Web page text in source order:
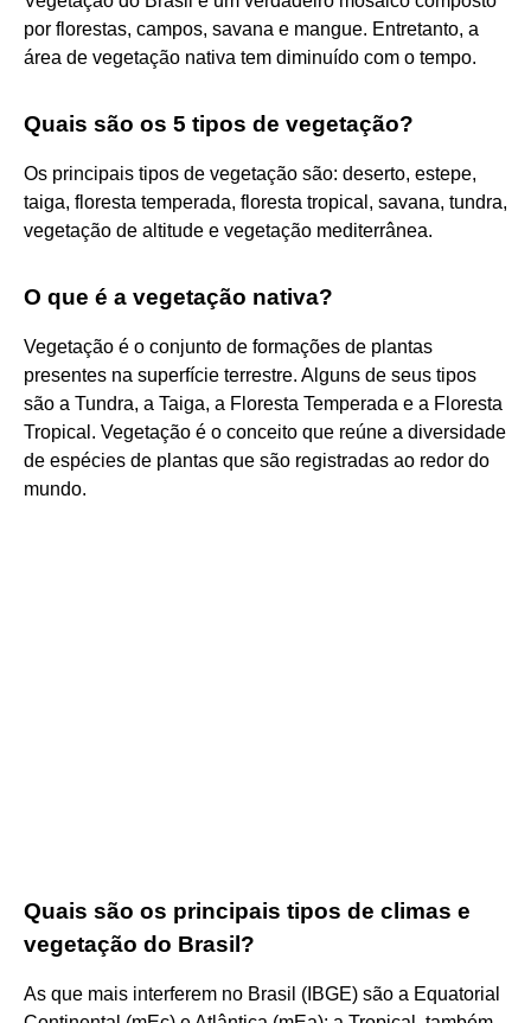
por florestas, campos, savana e mangue. Entretanto, a
área de vegetação nativa tem diminuído com o tempo.
Quais são os 5 tipos de vegetação?
Os principais tipos de vegetação são: deserto, estepe,
taiga, floresta temperada, floresta tropical, savana, tundra,
vegetação de altitude e vegetação mediterrânea.
O que é a vegetação nativa?
Vegetação é o conjunto de formações de plantas
presentes na superfície terrestre. Alguns de seus tipos
são a Tundra, a Taiga, a Floresta Temperada e a Floresta
Tropical. Vegetação é o conceito que reúne a diversidade
de espécies de plantas que são registradas ao redor do
mundo.
Quais são os principais tipos de climas e
vegetação do Brasil?
As que mais interferem no Brasil (IBGE) são a Equatorial